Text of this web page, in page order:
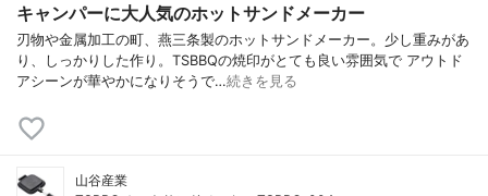
キャンパーに大人気のホットサンドメーカー
刃物や金属加工の町、燕三条製のホットサンドメーカー。少し重みがあ
り、しっかりした作り。TSBBQの焼印がとても良い雰囲気で アウトド
アシーンが華やかになりそうで…続きを見る
山谷産業